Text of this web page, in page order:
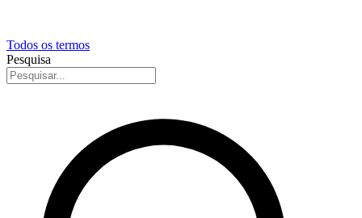
Todos os termos
Pesquisa